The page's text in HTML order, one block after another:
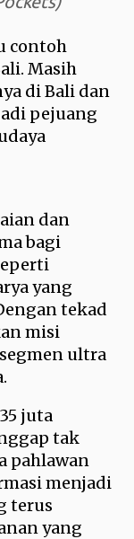
contoh
Masih
di Bali dan
pejuang
dan
bagi
yang
tekad
misi
ultra
juta
tak
pahlawan
menjadi
terus
yang